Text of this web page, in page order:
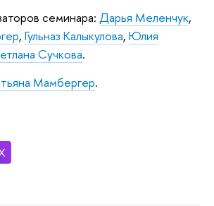
семинара: Дарья Меленчук,
, Гульназ Калыкулова, Юлия
Сучкова.
Мамбергер.